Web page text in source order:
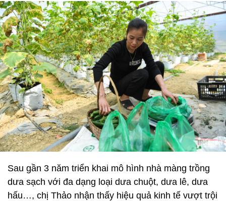
Sau gần 3 năm triển khai mô hình nhà màng trồng
dưa sạch với đa dạng loại dưa chuột, dưa lê, dưa
hấu…, chị Thảo nhận thấy hiệu quả kinh tế vượt trội